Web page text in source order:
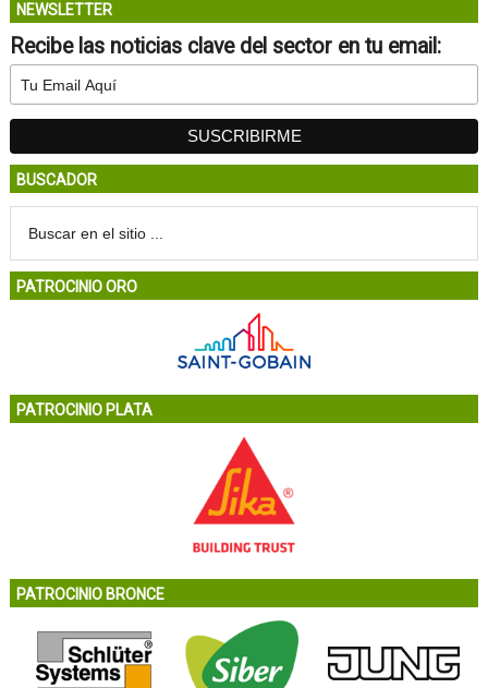
NEWSLETTER
Recibe las noticias clave del sector en tu email:
BUSCADOR
PATROCINIO ORO
PATROCINIO PLATA
PATROCINIO BRONCE